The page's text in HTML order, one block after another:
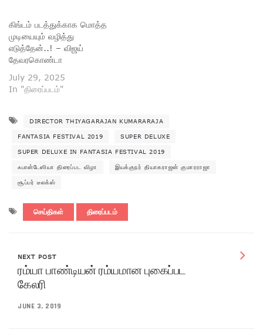
கிங்டம் படத்துக்காக மொத்த
முடியையும் வழித்து
எடுத்தேன்..! – விஜய்
தேவரகொண்டா
July 29, 2025
In "திரைப்படம்"
DIRECTOR THIYAGARAJAN KUMARARAJA
FANTASIA FESTIVAL 2019 SUPER DELUXE
SUPER DELUXE IN FANTASIA FESTIVAL 2019
ஃபான்டேஸியா திரைப்பட விழா இயக்குநர் தியாகராஜன் குமாரராஜா
சூப்பர் டீலக்ஸ்
செய்திகள் திரைப்படம்
NEXT POST
ரம்யா பாண்டியன் ரம்யமான புகைப்பட
கேலரி
JUNE 3, 2019